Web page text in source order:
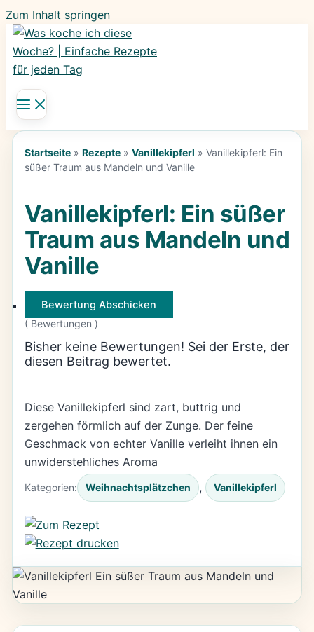
Zum Inhalt springen
Startseite» Rezepte» Vanillekipferl » Vanillekipferl: Ein
süßer Traum aus Mandeln und Vanille
Vanillekipferl: Ein süßer
Traum aus Mandeln und
Vanille
Bewertung Abschicken
( Bewertungen )
Bisher keine Bewertungen! Sei der Erste, der
diesen Beitrag bewertet.
Diese Vanillekipferl sind zart, buttrig und
zergehen förmlich auf der Zunge. Der feine
Geschmack von echter Vanille verleiht ihnen ein
unwiderstehliches Aroma
Kategorien: Weihnachtsplätzchen , Vanillekipferl